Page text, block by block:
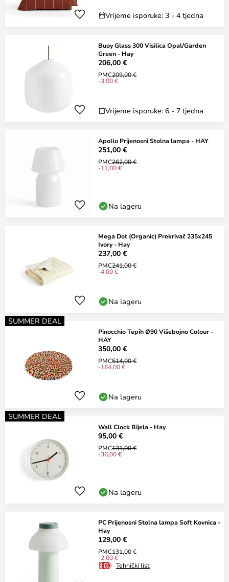
Vrijeme isporuke: 3 - 4 tjedna
Buoy Glass 300 Visilica Opal/Garden
Green - Hay
206,00 €
PMC209,00 €
-3,00 €
Vrijeme isporuke: 6 - 7 tjedna
Apollo Prijenosni Stolna lampa - HAY
251,00 €
PMC262,00 €
-11,00 €
Na lageru
Mega Dot (Organic) Prekrivač 235x245
Ivory - Hay
237,00 €
PMC241,00 €
-4,00 €
Na lageru
SUMMER DEAL
Pinocchio Tepih Ø90 Višebojno Colour -
HAY
350,00 €
PMC514,00 €
-164,00 €
Na lageru
SUMMER DEAL
Wall Clock Bijela - Hay
95,00 €
PMC131,00 €
-36,00 €
Na lageru
PC Prijenosni Stolna lampa Soft Kovnica -
Hay
129,00 €
PMC131,00 €
-2,00 €
Tehnički list